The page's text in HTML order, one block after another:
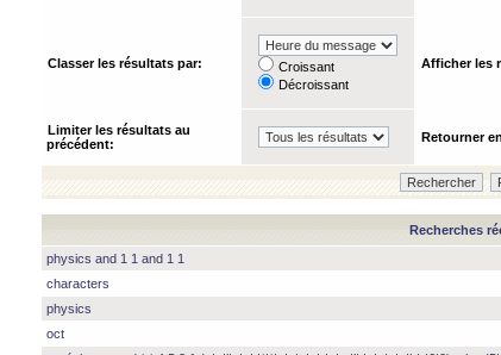
Classer les résultats par:
Croissant
Décroissant
Afficher les
Limiter les résultats au
précédent:
Retourner
Recherches
physics and 1 1 and 1 1
characters
physics
oct